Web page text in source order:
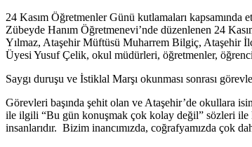
24 Kasım Öğretmenler Günü kutlamaları
Zübeyde Hanım Öğretmenevi’nde düzenlenen 24
Yılmaz, Ataşehir Müftüsü Muharrem Bilgiç,
Üyesi Yusuf Çelik, okul müdürleri, öğretmenler,
Saygı duruşu ve İstiklal Marşı okunması sonrası
Görevleri başında şehit olan ve Ataşehir’de okullara
ile ilgili “Bu gün konuşmak çok kolay değil” sözleri ile
insanlarıdır. Bizim inancımızda, coğrafyamızda çok